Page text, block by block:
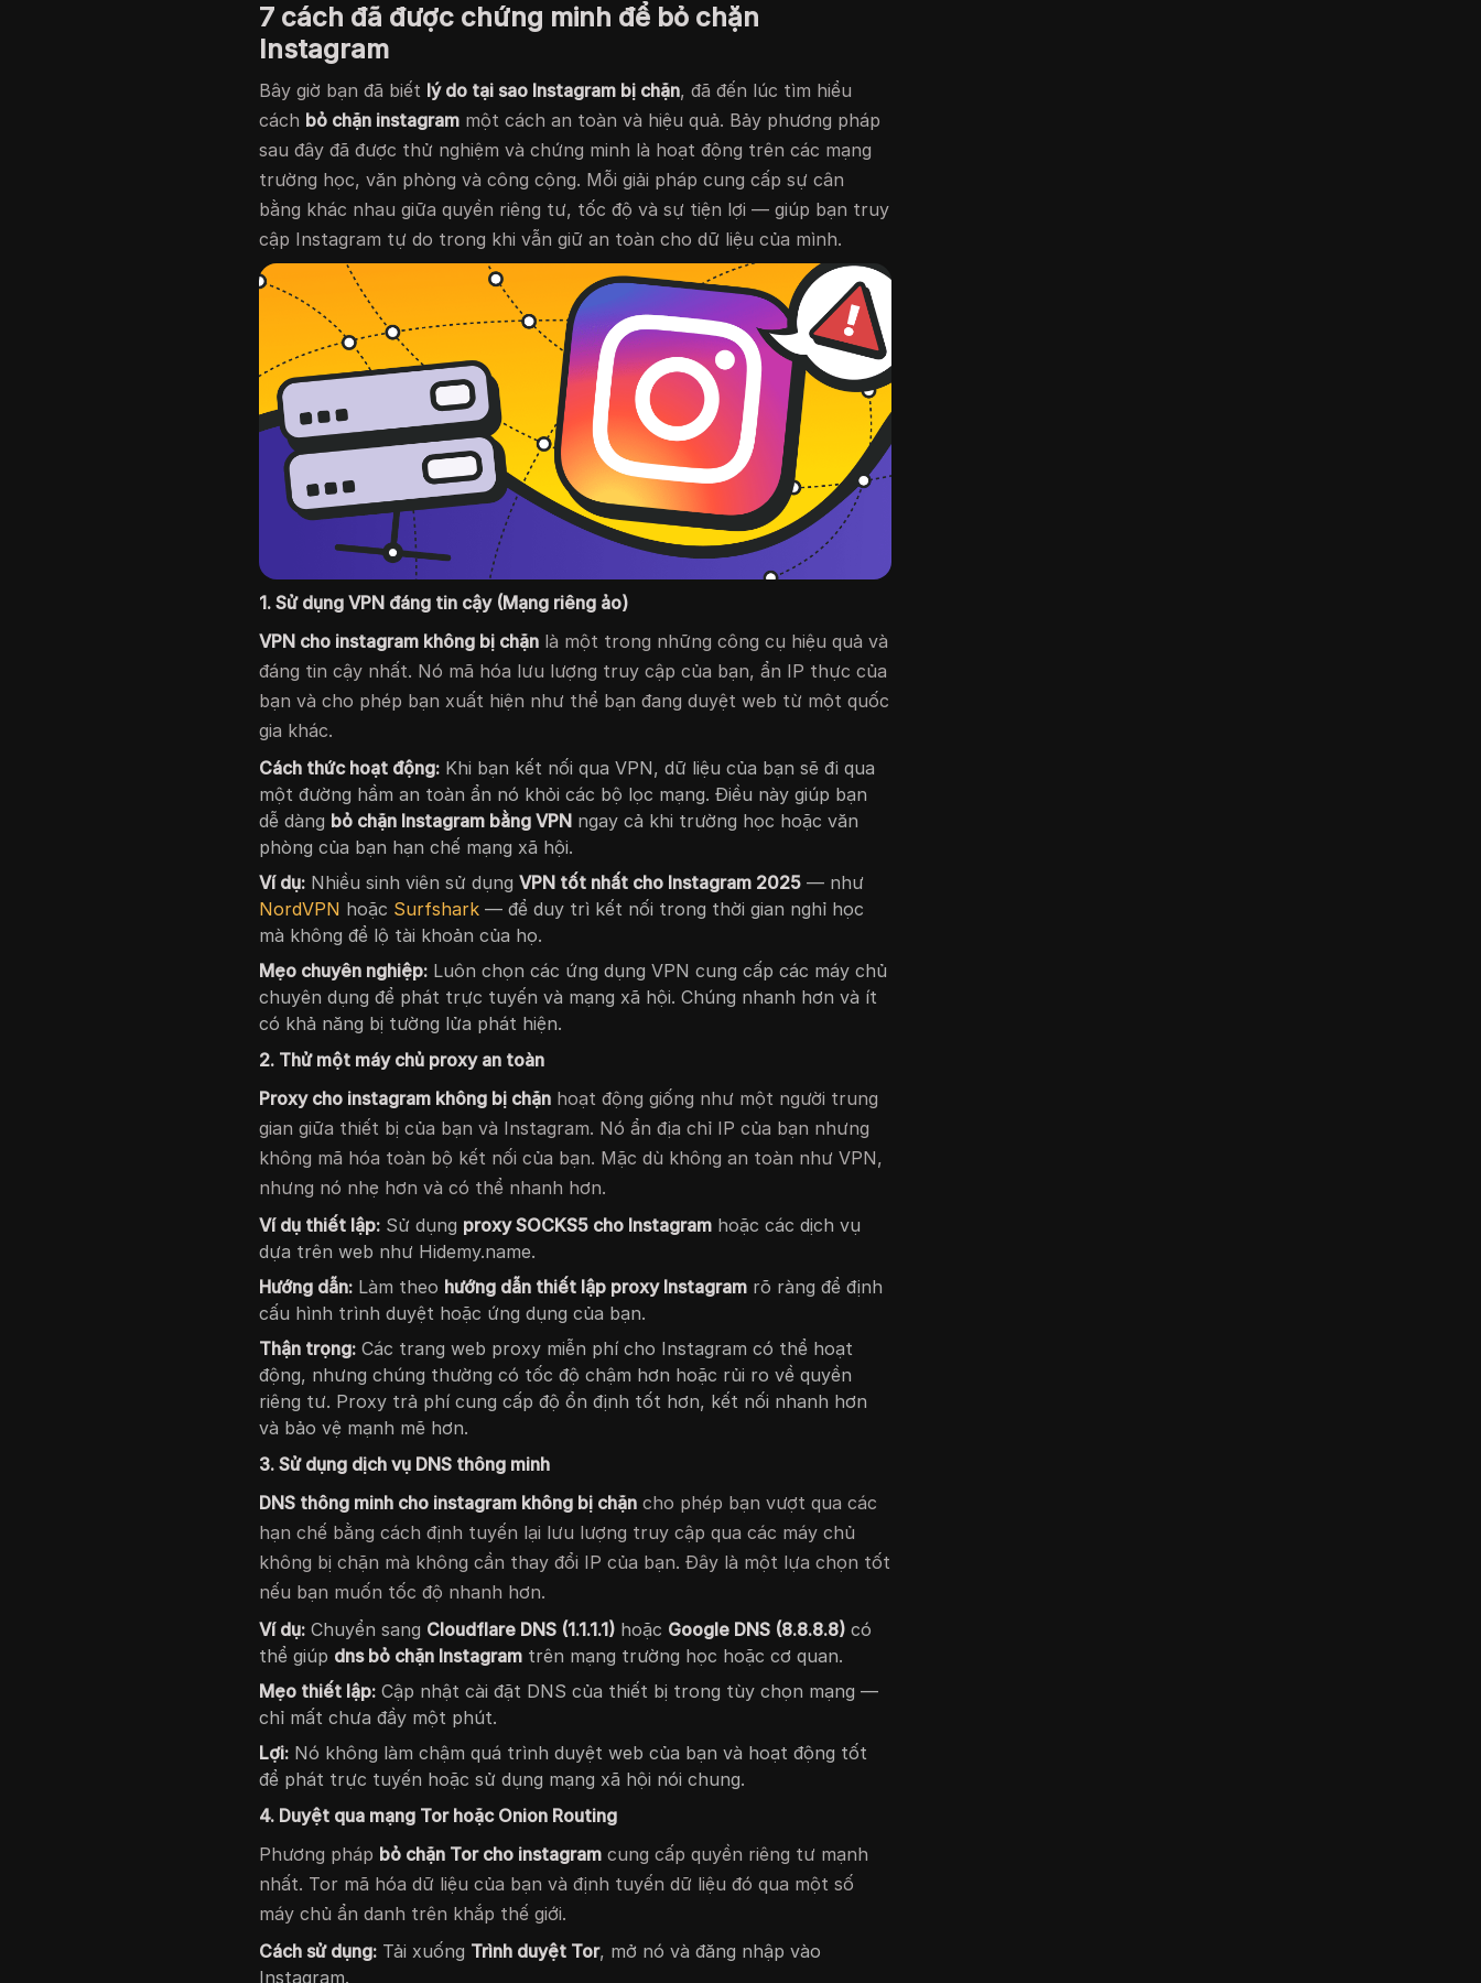
7 cách đã được chứng minh để bỏ chặn
Instagram
Bây giờ bạn đã biết lý do tại sao Instagram bị chặn, đã đến lúc tìm hiểu
cách bỏ chặn instagram một cách an toàn và hiệu quả. Bảy phương pháp
sau đây đã được thử nghiệm và chứng minh là hoạt động trên các mạng
trường học, văn phòng và công cộng. Mỗi giải pháp cung cấp sự cân
bằng khác nhau giữa quyền riêng tư, tốc độ và sự tiện lợi — giúp bạn truy
cập Instagram tự do trong khi vẫn giữ an toàn cho dữ liệu của mình.
1. Sử dụng VPN đáng tin cậy (Mạng riêng ảo)
VPN cho instagram không bị chặn là một trong những công cụ hiệu quả và
đáng tin cậy nhất. Nó mã hóa lưu lượng truy cập của bạn, ẩn IP thực của
bạn và cho phép bạn xuất hiện như thể bạn đang duyệt web từ một quốc
gia khác.
Cách thức hoạt động: Khi bạn kết nối qua VPN, dữ liệu của bạn sẽ đi qua
một đường hầm an toàn ẩn nó khỏi các bộ lọc mạng. Điều này giúp bạn
dễ dàng bỏ chặn Instagram bằng VPN ngay cả khi trường học hoặc văn
phòng của bạn hạn chế mạng xã hội.
Ví dụ: Nhiều sinh viên sử dụngVPN tốt nhất cho Instagram 2025 — như
NordVPN hoặc Surfshark — để duy trì kết nối trong thời gian nghỉ học
mà không để lộ tài khoản của họ.
Mẹo chuyên nghiệp: Luôn chọn các ứng dụng VPN cung cấp các máy chủ
chuyên dụng để phát trực tuyến và mạng xã hội. Chúng nhanh hơn và ít
có khả năng bị tường lửa phát hiện.
2. Thử một máy chủ proxy an toàn
Proxy cho instagram không bị chặn hoạt động giống như một người trung
gian giữa thiết bị của bạn và Instagram. Nó ẩn địa chỉ IP của bạn nhưng
không mã hóa toàn bộ kết nối của bạn. Mặc dù không an toàn như VPN,
nhưng nó nhẹ hơn và có thể nhanh hơn.
Ví dụ thiết lập: Sử dụng proxy SOCKS5 cho Instagram hoặc các dịch vụ
dựa trên web như Hidemy.name.
Hướng dẫn: Làm theo hướng dẫn thiết lập proxy Instagram rõ ràng để định
cấu hình trình duyệt hoặc ứng dụng của bạn.
Thận trọng: Các trang web proxy miễn phí cho Instagram có thể hoạt
động, nhưng chúng thường có tốc độ chậm hơn hoặc rủi ro về quyền
riêng tư. Proxy trả phí cung cấp độ ổn định tốt hơn, kết nối nhanh hơn
và bảo vệ mạnh mẽ hơn.
3. Sử dụng dịch vụ DNS thông minh
DNS thông minh cho instagram không bị chặn cho phép bạn vượt qua các
hạn chế bằng cách định tuyến lại lưu lượng truy cập qua các máy chủ
không bị chặn mà không cần thay đổi IP của bạn. Đây là một lựa chọn tốt
nếu bạn muốn tốc độ nhanh hơn.
Ví dụ: Chuyển sang Cloudflare DNS (1.1.1.1) hoặc Google DNS (8.8.8.8) có
thể giúp dns bỏ chặn Instagram trên mạng trường học hoặc cơ quan.
Mẹo thiết lập: Cập nhật cài đặt DNS của thiết bị trong tùy chọn mạng —
chỉ mất chưa đầy một phút.
Lợi: Nó không làm chậm quá trình duyệt web của bạn và hoạt động tốt
để phát trực tuyến hoặc sử dụng mạng xã hội nói chung.
4. Duyệt qua mạng Tor hoặc Onion Routing
Phương pháp bỏ chặn Tor cho instagram cung cấp quyền riêng tư mạnh
nhất. Tor mã hóa dữ liệu của bạn và định tuyến dữ liệu đó qua một số
máy chủ ẩn danh trên khắp thế giới.
Cách sử dụng: Tải xuống Trình duyệt Tor, mở nó và đăng nhập vào
Instagram.